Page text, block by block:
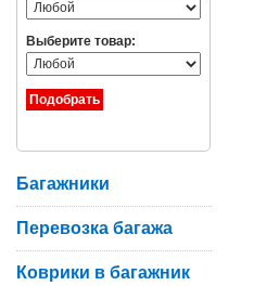
Выберите товар:
Багажники
Перевозка багажа
Коврики в багажник